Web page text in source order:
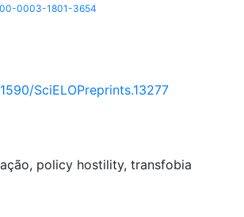
0003-1801-3654
SciELOPreprints.13277
policy hostility, transfobia